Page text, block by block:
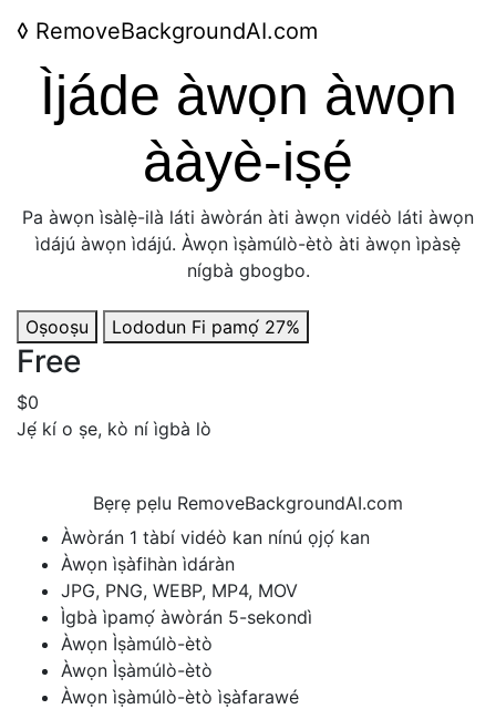
◊ RemoveBackgroundAI.com
Ìjáde àwọn àwọn
ààyè-iṣẹ́
Pa àwọn ìsàlẹ̀-ilà láti àwòrán àti àwọn vidéò láti àwọn
ìdájú àwọn ìdájú. Àwọn ìṣàmúlò-ètò àti àwọn ìpàsẹ̀
nígbà gbogbo.
Oṣooṣu Lododun Fi pamọ́ 27%
Free
$0
Jẹ́ kí o ṣe, kò ní ìgbà lò
Bẹrẹ pẹlu RemoveBackgroundAI.com
Àwòrán 1 tàbí vidéò kan nínú ọjọ́ kan
Àwọn ìṣàfihàn ìdáràn
JPG, PNG, WEBP, MP4, MOV
Ìgbà ìpamọ́ àwòrán 5-sekondì
Àwọn Ìṣàmúlò-ètò
Àwọn Ìṣàmúlò-ètò
Àwọn ìṣàmúlò-ètò ìṣàfarawé